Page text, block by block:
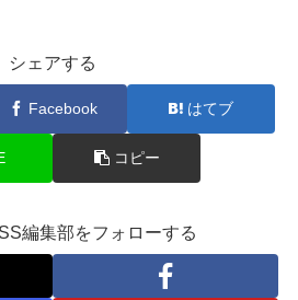
シェアする
Facebook はてブ
コピー
編集部をフォローする